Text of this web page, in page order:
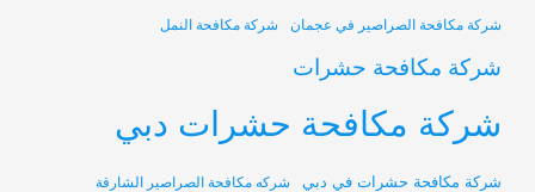
شركة مكافحة الصراصير في عجمان شركة مكافحة النمل
شركة مكافحة حشرات
شركة مكافحة حشرات دبي
شركة مكافحة حشرات في دبي شركه مكافحة الصراصير الشارقة